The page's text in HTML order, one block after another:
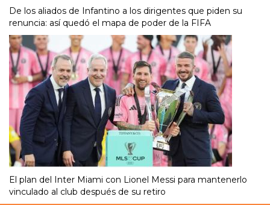
De los aliados de Infantino a los dirigentes que piden su
renuncia: así quedó el mapa de poder de la FIFA
El plan del Inter Miami con Lionel Messi para mantenerlo
vinculado al club después de su retiro